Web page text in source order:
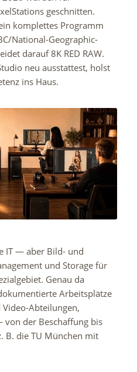
geschnitten.
komplettes Programm
National-Geographic-
darauf 8K RED RAW.
neu ausstattest, holst
ins Haus.
IT — aber Bild- und
und Storage für
Genau da
Arbeitsplätze
Abteilungen,
der Beschaffung bis
B. die TU München mit